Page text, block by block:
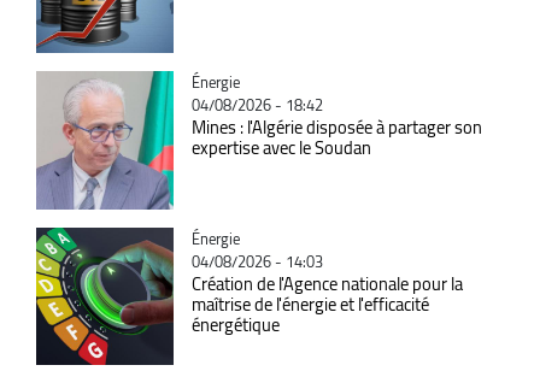
Catégorie
Énergie
04/08/2026 - 18:42
Mines : l'Algérie disposée à partager son
expertise avec le Soudan
Catégorie
Énergie
04/08/2026 - 14:03
Création de l'Agence nationale pour la
maîtrise de l'énergie et l'efficacité
énergétique